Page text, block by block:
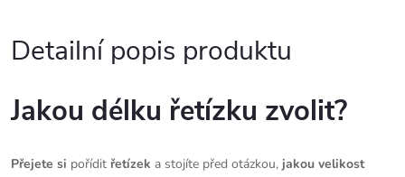
Detailní popis produktu
Jakou délku řetízku zvolit?
Přejete si pořídit řetízek a stojíte před otázkou, jakou velikost